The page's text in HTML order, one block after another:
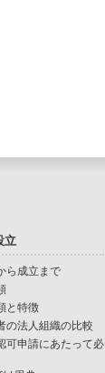
立
ら成立まで
と特徴
の法人組織の比較
可申請にあたって必